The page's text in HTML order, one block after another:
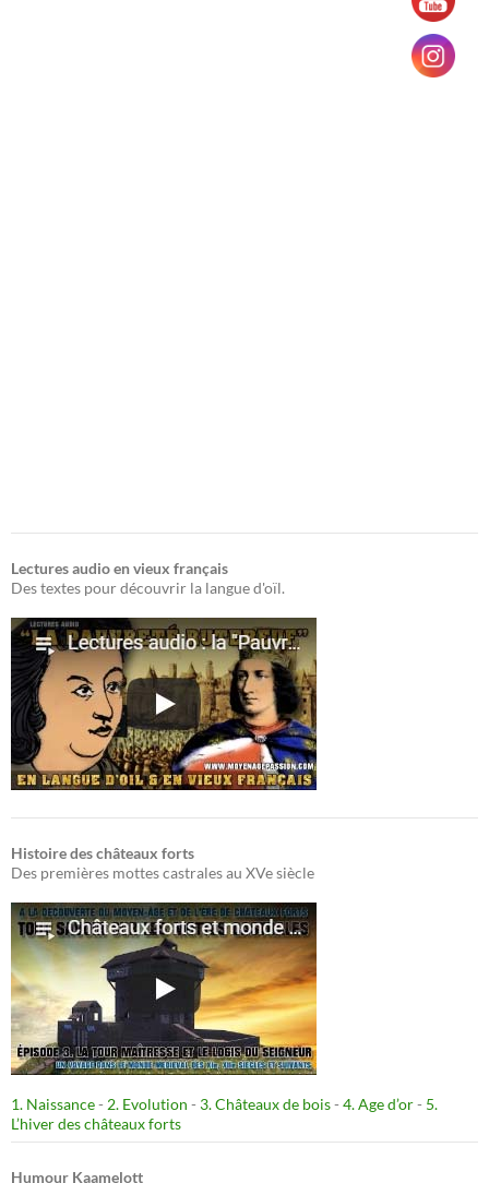
Lectures audio en vieux français
Des textes pour découvrir la langue d'oïl.
Histoire des châteaux forts
Des premières mottes castrales au XVe siècle
1. Naissance- 2. Evolution - 3. Châteaux de bois- 4. Age d’or- 5.
L’hiver des châteaux forts
Humour Kaamelott